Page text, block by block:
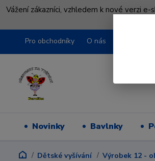
Vážení zákazníci, vzhledem k nové verzi
Pro obchodníky O nás
Novinky Bavlnky
Dětské vyšívání Výrobek 12 -